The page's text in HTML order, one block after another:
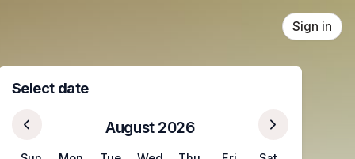
Sign in
Select date
August 2026